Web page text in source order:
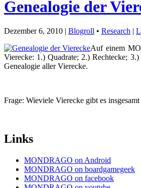
Genealogie der
Dezember 6, 2010 | Blogroll • Research |
Auf einem
Vierecke: 1.) Quadrate; 2.) Rechtecke;
Genealogie aller Vierecke.
Frage: Wieviele Vierecke gibt es
Links
MONDRAGO on Android
MONDRAGO on boardgamegeek
MONDRAGO on facebook